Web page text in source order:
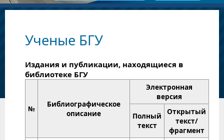
Ученые БГУ
Издания и публикации, находящиеся в
библиотеке БГУ
№
Библиографическое
описание
Электронная
версия
Полный
текст
Открытый
текст/
фрагмент